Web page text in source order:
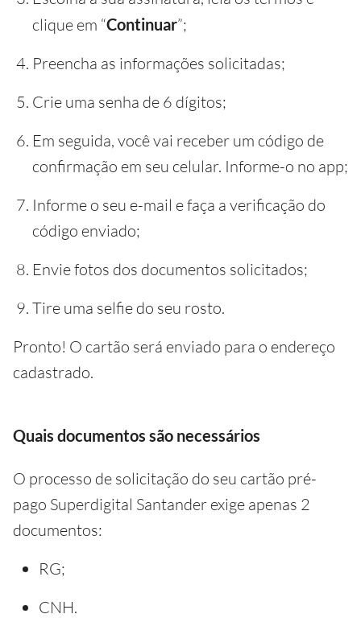
clique em “Continuar”;
Preencha as informações solicitadas;
Crie uma senha de 6 dígitos;
Em seguida, você vai receber um código de
confirmação em seu celular. Informe-o no app;
Informe o seu e-mail e faça a verificação do
código enviado;
Envie fotos dos documentos solicitados;
Tire uma selfie do seu rosto.
Pronto! O cartão será enviado para o endereço
cadastrado.
Quais documentos são necessários
O processo de solicitação do seu cartão pré-
pago Superdigital Santander exige apenas 2
documentos:
RG;
CNH.